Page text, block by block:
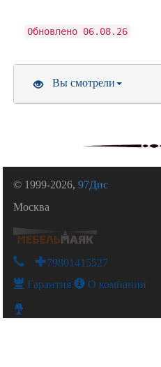
Обновлено 06.08.26
Вы смотрели
© 1999-2026,97Дис
Москва
+79801415527
Гарантия О компании